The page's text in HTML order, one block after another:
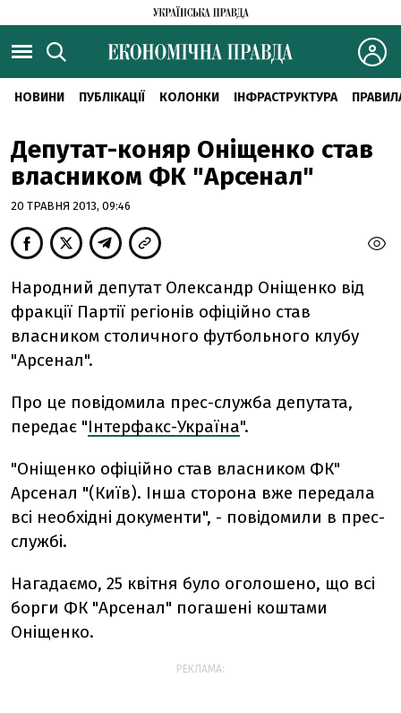
НОВИНИ ПУБЛІКАЦІЇ КОЛОНКИ ІНФРАСТРУКТУРА
Депутат-коняр Оніщенко став
власником ФК "Арсенал"
20 ТРАВНЯ 2013, 09:46
Народний депутат Олександр Оніщенко від
фракції Партії регіонів офіційно став
власником столичного футбольного клубу
"Арсенал".
Про це повідомила прес-служба депутата,
передає "Інтерфакс-Україна".
"Оніщенко офіційно став власником ФК"
Арсенал "(Київ). Інша сторона вже передала
всі необхідні документи", - повідомили в прес-
службі.
Нагадаємо, 25 квітня було оголошено, що всі
борги ФК "Арсенал" погашені коштами
Оніщенко.
РЕКЛАМА: